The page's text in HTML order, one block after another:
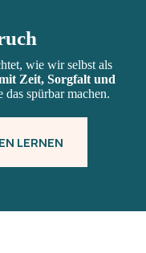
wie wir selbst als
Zeit, Sorgfalt und
spürbar machen.
LERNEN